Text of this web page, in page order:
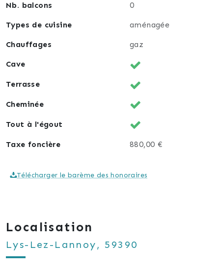
Nb. balcons 0
Types de cuisine aménagée
Chauffages gaz
Cave
Terrasse
Cheminée
Tout à l'égout
Taxe foncière 880,00 €
Télécharger le barème des honoraires
Localisation
Lys-Lez-Lannoy, 59390